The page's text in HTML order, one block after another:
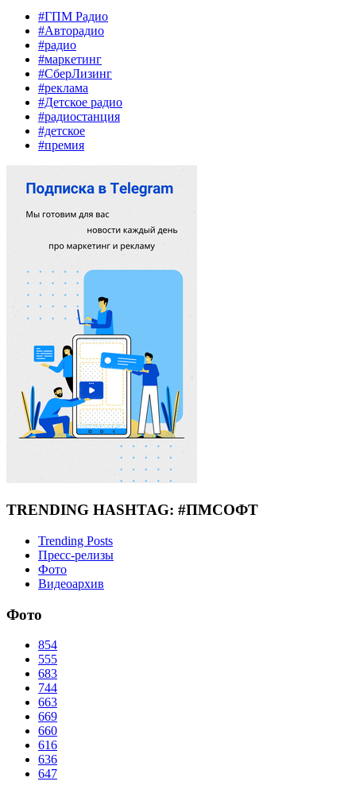
#ГПМ Радио
#Авторадио
#радио
#маркетинг
#СберЛизинг
#реклама
#Детское радио
#радиостанция
#детское
#премия
TRENDING HASHTAG: #ПМСОФТ
Trending Posts
Пресс-релизы
Фото
Видеоархив
Фото
854
555
683
744
663
669
660
616
636
647